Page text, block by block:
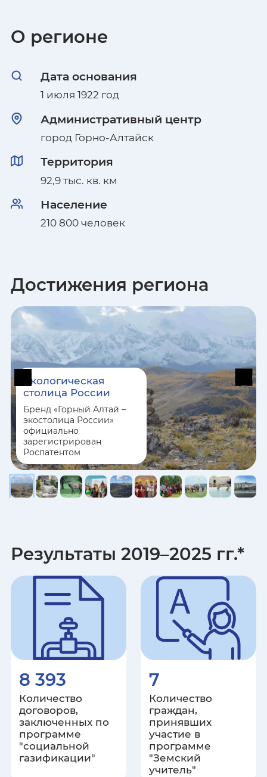
Волгоградская область
Вологодская область
Республика Дагестан
Донецкая Народная Республика
Еврейская автономная область
Ивановская область
Республика Ингушетия
Иркутская область
Кабардино-Балкарская
Республика
Калининградская область
Республика Калмыкия
Калужская область
Карачаево-Черкесская
Республика
Республика Карелия
Кемеровская область
Кировская область
Республика Коми
Костромская область
Краснодарский край
О регионе
Дата основания
1 июля 1922 год
Административный центр
город Горно-Алтайск
Территория
92,9 тыс. кв. км
Население
210 800 человек
Достижения региона
Экологическая
столица России
Бренд «Горный Алтай –
экостолица России»
официально
зарегистрирован
Роспатентом
Результаты 2019–2025 гг.*
8 393
Количество
договоров,
заключенных по
программе
"социальной
газификации"
7
Количество
граждан,
принявших
участие в
программе
"Земский
учитель"